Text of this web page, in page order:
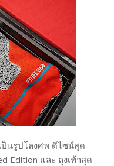
ป็นรูปโลงศพ ดีไซน์สุด
Edition และ ถุงเท้าสุด